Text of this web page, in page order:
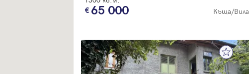
65 000 Къща/Вила